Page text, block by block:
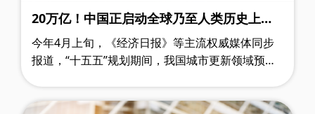
20万亿！中国正启动全球乃至人类历史上规
模最大的“城市更新工程”
今年4月上旬，《经济日报》等主流权威媒体同步
报道，“十五五”规划期间，我国城市更新领域预计